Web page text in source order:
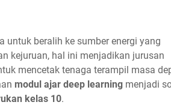
untuk beralih ke sumber energi yang
kejuruan, hal ini menjadikan jurusan
mencetak tenaga terampil masa
modul ajar deep learning menjadi
kelas 10.